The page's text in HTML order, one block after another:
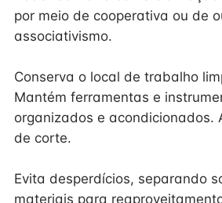
por meio de cooperativa ou de
associativismo.
Conserva o local de trabalho
Mantém ferramentas e
organizados e acondicionados.
de corte.
Evita desperdícios, separando
materiais para